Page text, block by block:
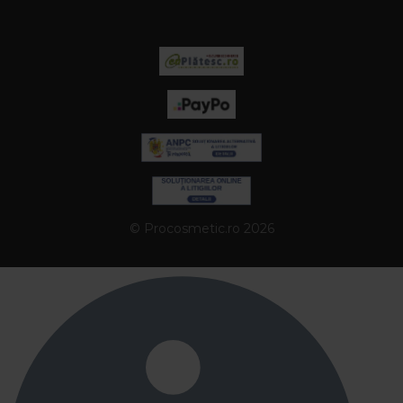
alegerea ideala atat pentru femei, cat si pentru barbati.
Cum aleg corect o vopsea permanenta de
O vopsea permanenta de par este potrivita atunci cand
doresti o schimbare de lunga durata si acoperire completa
a firelor albe. Alege nuanta in functie de tonul pielii si tipul
de par, tinand cont ca aceasta rezista mult mai bine in timp
decat alte variante de colorare.
Care este diferenta dintre o vopsea
semipermanenta de par si una permanenta?
O vopsea semipermanenta de par are o formula mai
blanda, fara amoniac, si se estompeaza dupa cateva
spalari, fiind ideala pentru testarea unor nuante noi sau
reimprospatarea culorii actuale. Vopseaua permanenta
© Procosmetic.ro 2026